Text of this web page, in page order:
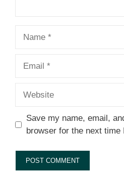
Save my name, email,
browser for the next time